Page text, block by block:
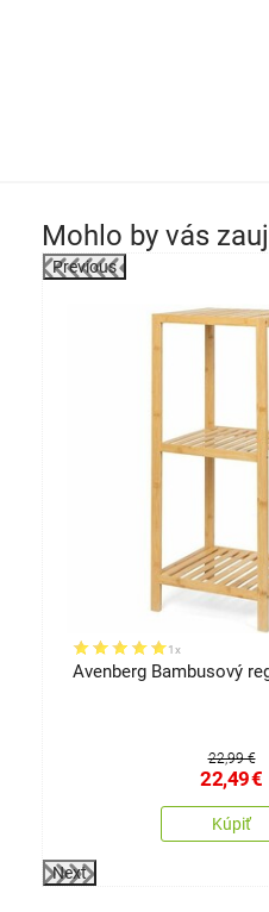
Mohlo by vás
Previous
1x
Avenberg Bambusový
22,99 €
22,49€
Kúpiť
Next